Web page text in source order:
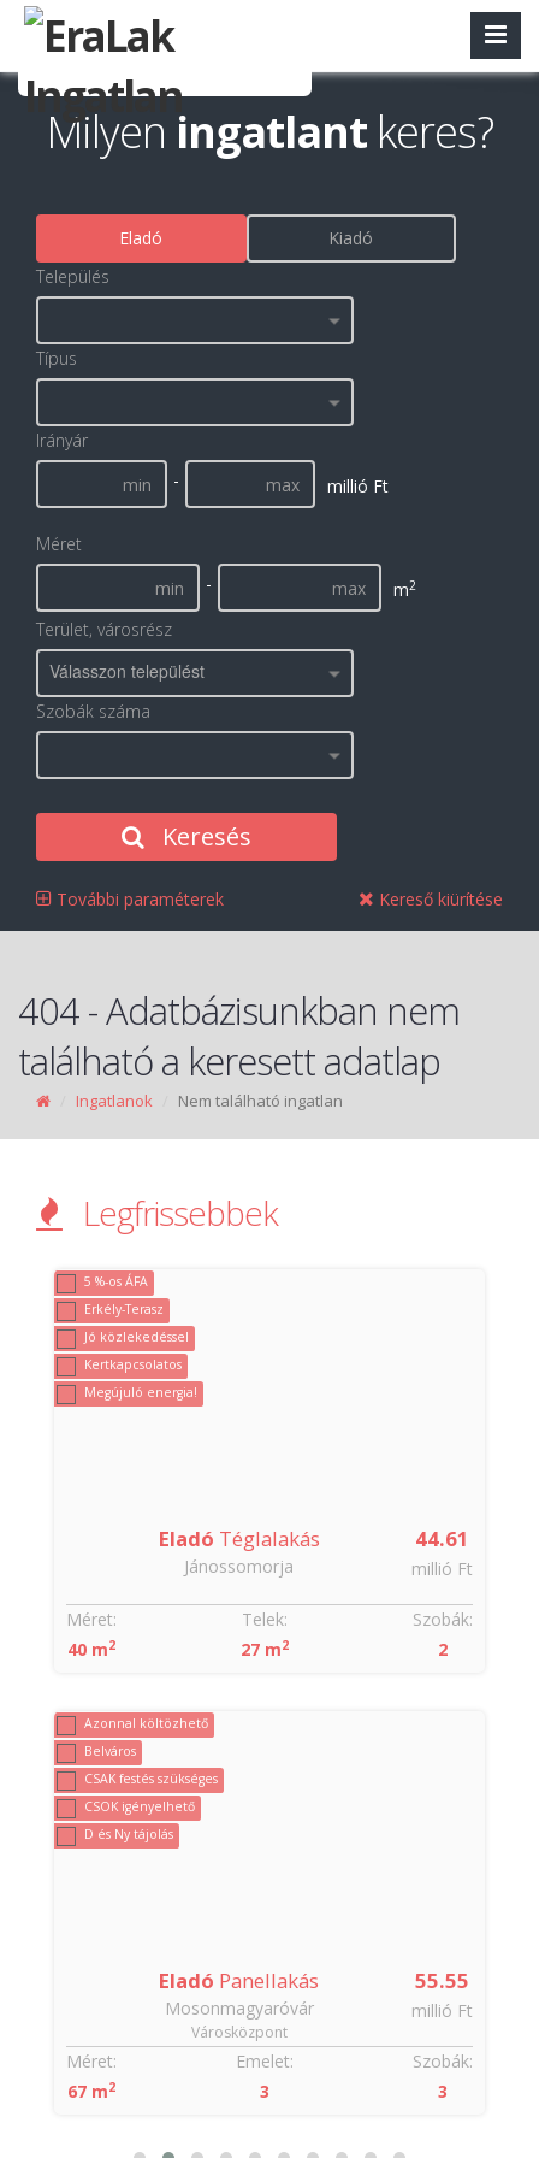
Milyen ingatlant keres?
Eladó
Kiadó
Település
Típus
Irányár
-
millió Ft
Méret
-
m2
Terület, városrész
Válasszon települést
Szobák száma
Keresés
További paraméterek Kereső kiürítése
404 - Adatbázisunkban nem
található a keresett adatlap
Ingatlanok Nem található ingatlan
Legfrissebbek
5 %-os ÁFA
Erkély-Terasz
Jó közlekedéssel
Kertkapcsolatos
Megújuló energia!
44.61
millió Ft
Eladó Téglalakás
Jánossomorja
Szobák:
2
Méret:
40 m2
Telek:
27 m2
Azonnal költözhető
Belváros
CSAK festés szükséges
CSOK igényelhető
D és Ny tájolás
55.55
millió Ft
Eladó Panellakás
Mosonmagyaróvár
Városközpont
Szobák:
3
Méret:
67 m2
Emelet:
3